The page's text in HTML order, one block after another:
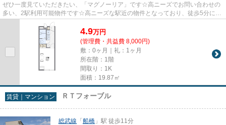
ぜひ一度見ていただきたい、「マグノーリア」です☆高ニーズでお問い合わせの
多い、2駅利用可能物件です☆高ニーズな駅近の物件となっており、徒歩5分に立
地しています☆あると使い勝手が...
4.9万円
(管理費・共益費 8,000円)
敷：0ヶ月｜礼：1ヶ月
所在階：1階
間取り：1K
面積：19.87㎡
賃貸｜マンション ＲＴフォーブル
総武線 「 船橋 」駅 徒歩11分